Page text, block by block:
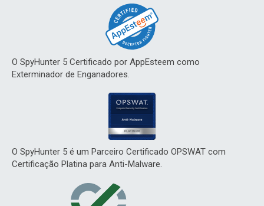
O SpyHunter 5 Certificado por AppEsteem como
Exterminador de Enganadores.
O SpyHunter 5 é um Parceiro Certificado OPSWAT com
Certificação Platina para Anti-Malware.